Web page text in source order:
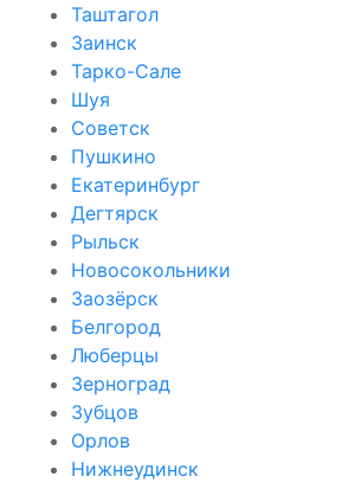
Таштагол
Заинск
Тарко-Сале
Шуя
Советск
Пушкино
Екатеринбург
Дегтярск
Рыльск
Новосокольники
Заозёрск
Белгород
Люберцы
Зерноград
Зубцов
Орлов
Нижнеудинск